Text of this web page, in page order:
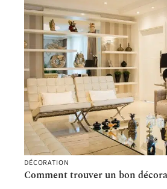
DÉCORATION
Comment trouver un bon